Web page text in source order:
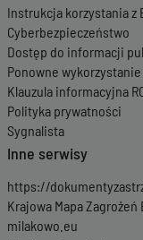
Instrukcja korzystania
Cyberbezpieczeństwo
Dostęp do informacji
Ponowne
Klauzula informacyjna
Polityka prywatności
Sygnalista
Inne serwisy
https://
Krajowa Mapa
milakowo.eu